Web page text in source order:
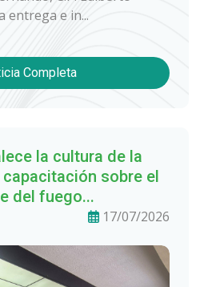
entrega e in...
Completa
la cultura de la
sobre el
del fuego...
17/07/2026